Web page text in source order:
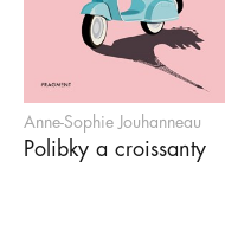
Anne-Sophie Jouhanneau
Polibky a croissanty